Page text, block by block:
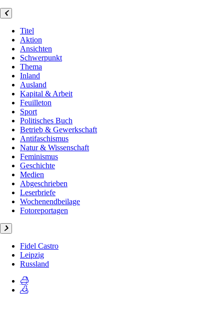
Titel
Aktion
Ansichten
Schwerpunkt
Thema
Inland
Ausland
Kapital & Arbeit
Feuilleton
Sport
Politisches Buch
Betrieb & Gewerkschaft
Antifaschismus
Natur & Wissenschaft
Feminismus
Geschichte
Medien
Abgeschrieben
Leserbriefe
Wochenendbeilage
Fotoreportagen
Fidel Castro
Leipzig
Russland